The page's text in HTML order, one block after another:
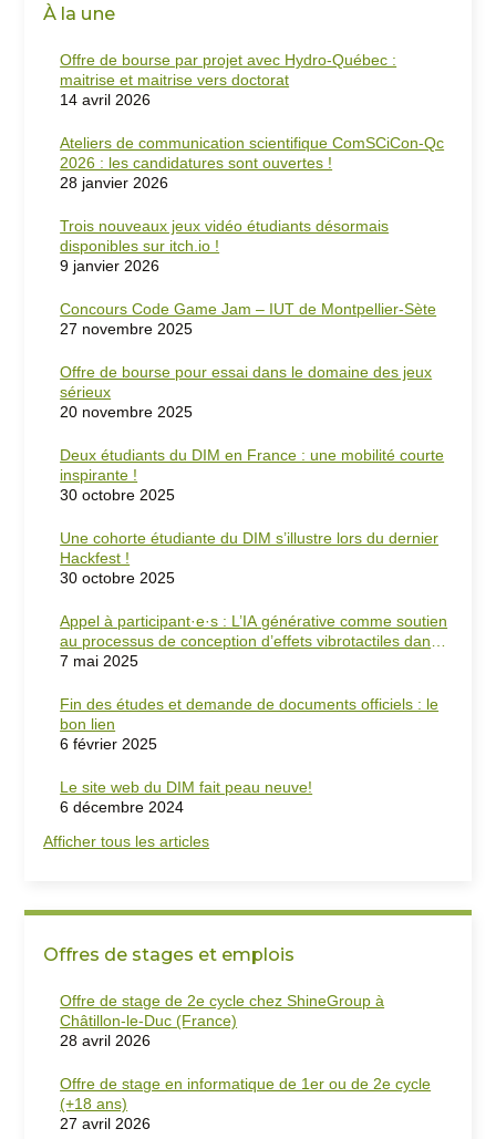
À la une
Offre de bourse par projet avec Hydro-Québec :
maitrise et maitrise vers doctorat
14 avril 2026
Ateliers de communication scientifique ComSCiCon-Qc
2026 : les candidatures sont ouvertes !
28 janvier 2026
Trois nouveaux jeux vidéo étudiants désormais
disponibles sur itch.io !
9 janvier 2026
Concours Code Game Jam – IUT de Montpellier-Sète
27 novembre 2025
Offre de bourse pour essai dans le domaine des jeux
sérieux
20 novembre 2025
Deux étudiants du DIM en France : une mobilité courte
inspirante !
30 octobre 2025
Une cohorte étudiante du DIM s’illustre lors du dernier
Hackfest !
30 octobre 2025
Appel à participant·e·s : L’IA générative comme soutien
au processus de conception d’effets vibrotactiles dans
les jeux vidéo
7 mai 2025
Fin des études et demande de documents officiels : le
bon lien
6 février 2025
Le site web du DIM fait peau neuve!
6 décembre 2024
Afficher tous les articles
Offres de stages et emplois
Offre de stage de 2e cycle chez ShineGroup à
Châtillon-le-Duc (France)
28 avril 2026
Offre de stage en informatique de 1er ou de 2e cycle
(+18 ans)
27 avril 2026